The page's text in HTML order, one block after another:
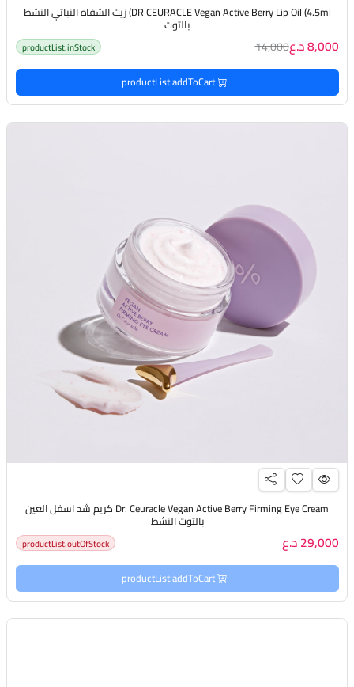
DR CEURACLE Vegan Active Berry Lip Oil (4.5ml) زيت الشفاه النباتي النشط
بالتوت
8,000 د.ع 14,000
productList.inStock
productList.addToCart
Dr. Ceuracle Vegan Active Berry Firming Eye Cream كريم شد اسفل العين
بالتوت النشط
29,000 د.ع productList.outOfStock
productList.addToCart